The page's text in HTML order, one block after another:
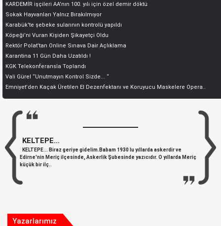
KARDEMİR işçileri AA'nın 100. yılı için özel demir döktü
Sokak Hayvanları Yalnız Bırakılmıyor
Karabük'te şebeke sularının kontrolü yapıldı
Köpeği’ni Vuran Kişiden Şikayetçi Oldu
Rektör Polat’tan Online Sınava Dair Açlıklama
Karantina 11 Gün Daha Uzatıldı !
KGK Telekonferansla Toplandı
Vali Gürel “Unutmayın Kontrol Sizde... “
Emniyet’den Kaçak Üretilen El Dezenfektanı ve Koruyucu Maskelere Opera..
KELTEPE...
KELTEPE... Biraz geriye gidelim.Babam 1930 lu yıllarda askerdir ve
Edirne'nin Meriç ilçesinde, Askerlik Şubesinde yazıcıdır. O yıllarda Meriç
küçük bir ilç..
Yazarlarımız